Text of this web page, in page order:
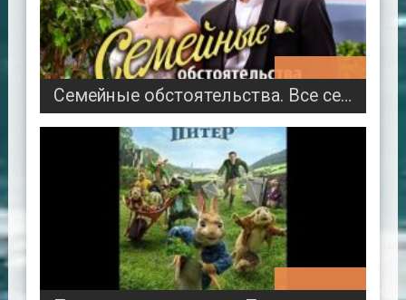
Семейные обстоятельства. Все серии